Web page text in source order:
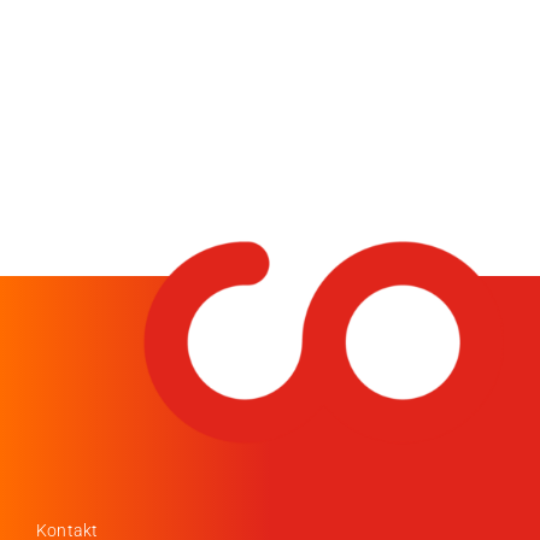
Kontakt